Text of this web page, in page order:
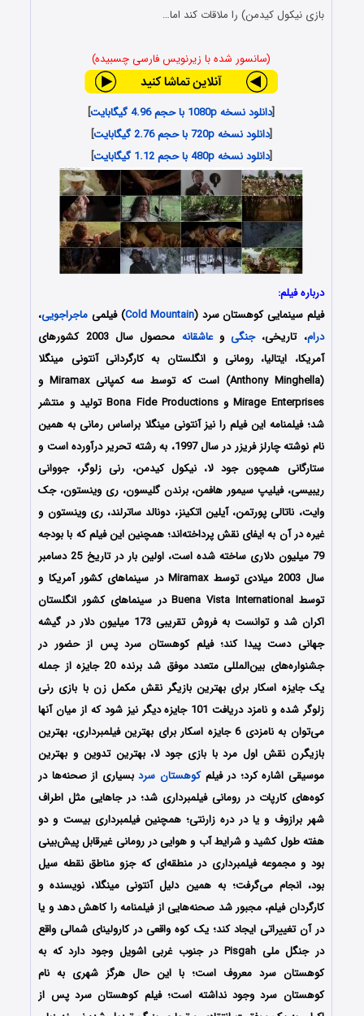
بازی نیکول کیدمن) را ملاقات کند اما…
(سانسور شده با زیرنویس فارسی چسبیده)
[دانلود نسخه 1080p با حجم 4.96 گیگابایت
]
[دانلود نسخه 720p با حجم 2.76 گیگابایت
]
[دانلود نسخه 480p با حجم 1.12 گیگابایت ]
درباره فیلم:
فیلم سینمایی کوهستان سرد (Cold Mountain) فیلمی ماجراجویی،
درام، تاریخی،جنگیوعاشقانه
محصول سال 2003 کشورهای
آمریکا، ایتالیا، رومانی و انگلستان به کارگردانی آنتونی مینگلا
(Anthony Minghella) است که توسط سه کمپانی Miramax و
Mirage Enterprises و Bona Fide Productions تولید و منتشر
شد؛ فیلمنامه این فیلم را نیز آنتونی مینگلا براساس رمانی به همین
نام نوشته چارلز فریزر در سال 1997، به رشته تحریر درآورده است و
ستارگانی همچون جود لا، نیکول کیدمن، رنی زلوگر، جووانی
ریبیسی، فیلیپ سیمور هافمن، برندن گلیسون، ری وینستون، جک
وایت، ناتالی پورتمن، آیلین اتکینز، دونالد ساترلند، ری وینستون و
غیره در آن به ایفای نقش پرداخته‌اند؛ همچنین این فیلم که با بودجه
79 میلیون دلاری ساخته شده است، اولین بار در تاریخ 25 دسامبر
سال 2003 میلادی توسط Miramax در سینماهای کشور آمریکا و
توسط Buena Vista International در سینماهای کشور انگلستان
اکران شد و توانست به فروش تقریبی 173 میلیون دلار در گیشه
جهانی دست پیدا کند؛ فیلم کوهستان سرد پس از حضور در
جشنواره‌های بین‌المللی متعدد موفق شد برنده 20 جایزه از جمله
یک جایزه اسکار برای بهترین بازیگر نقش مکمل زن با بازی رنی
زلوگر شده و نامزد دریافت 101 جایزه دیگر نیز شود که از میان آن‎ها
می‌توان به نامزدی 6 جایزه اسکار برای بهترین فیلمبرداری، بهترین
بازیگرن نقش اول مرد با بازی جود لا، بهترین تدوین و بهترین
موسیقی اشاره کرد؛ در فیلمکوهستان سردبسیاری از صحنه‌ها در
کوه‌های کارپات در رومانی فیلمبرداری شد؛ در جاهایی مثل اطراف
شهر برازوف و یا در دره زارنتی؛ همچنین فیلمبرداری بیست و دو
هفته طول کشید و شرایط آب و هوایی در رومانی غیرقابل پیش‌بینی
بود و مجموعه فیلمبرداری در منطقه‌ای که جزو مناطق نقطه سیل
بود، انجام می‌گرفت؛ به همین دلیل آنتونی مینگلا، نویسنده و
کارگردان فیلم، مجبور شد صحنه‌هایی از فیلمنامه را کاهش دهد و یا
در آن تغییراتی ایجاد کند؛ یک کوه واقعی در کارولینای شمالی واقع
در جنگل ملی Pisgah در جنوب غربی اشویل وجود دارد که به
کوهستان سرد معروف است؛ با این حال هرگز شهری به نام
کوهستان سرد وجود نداشته است؛ فیلم کوهستان سرد پس از